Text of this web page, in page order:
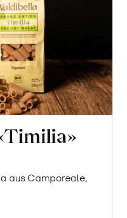
aus Camporeale,